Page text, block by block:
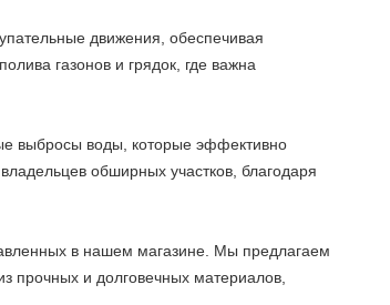
движения, обеспечивая
газонов и грядок, где важна
выбросы воды, которые эффективно
обширных участков, благодаря
в нашем магазине. Мы предлагаем
прочных и долговечных материалов,